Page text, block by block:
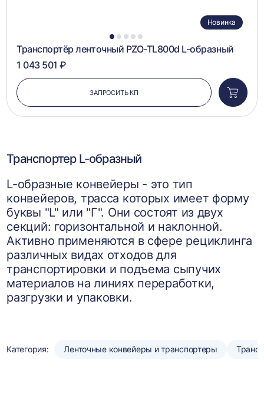
1 2 3 4 5
Новинка
Транспортёр ленточный PZO-TL800d L-образный
1 043 501 ₽
ЗАПРОСИТЬ КП
в
Транспортер L-образный
L-образные конвейеры - это тип
конвейеров, трасса которых имеет форму
буквы "L" или "Г". Они состоят из двух
секций: горизонтальной и наклонной.
Активно применяются в сфере рециклинга
различных видах отходов для
транспортировки и подъема сыпучих
материалов на линиях переработки,
разгрузки и упаковки.
Категория: Ленточные конвейеры и транспортеры